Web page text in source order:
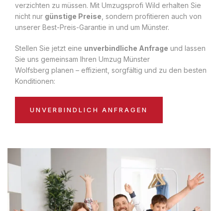
verzichten zu müssen. Mit Umzugsprofi Wild erhalten Sie
nicht nur günstige Preise , sondern profitieren auch von
unserer Best-Preis-Garantie in und um Münster.
Stellen Sie jetzt eine unverbindliche Anfrage und lassen
Sie uns gemeinsam Ihren Umzug Münster
Wolfsberg planen – effizient, sorgfältig und zu den besten
Konditionen:
UNVERBINDLICH ANFRAGEN